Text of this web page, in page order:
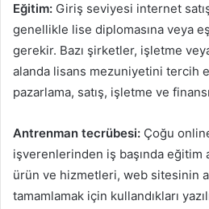
Eğitim: Giriş seviyesi internet
genellikle lise diplomasına veya
gerekir. Bazı şirketler, işletme
alanda lisans mezuniyetini tercih
pazarlama, satış, işletme ve
Antrenman tecrübesi: Çoğu
işverenlerinden iş başında eğitim
ürün ve hizmetleri, web sitesinin
tamamlamak için kullandıkları